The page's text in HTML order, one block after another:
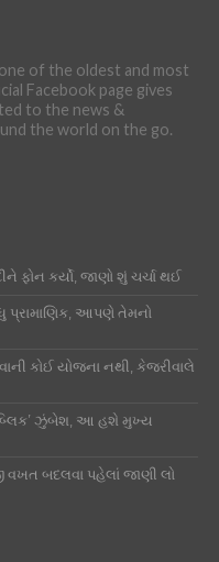
of the oldest and most
Facebook page gives
to the news &
the world on the go.
ફોન કર્યો, જાણો શું ચર્ચા થઈ
પ્રામાણિક, આપણે તેમનો
કોઈ યોજના નથી, કેજરીવાલે
પબ્લિક’ ઝુંબેશ, આ હશે મુખ્ય
વખત બદલવા પહેલાં જાણી લો